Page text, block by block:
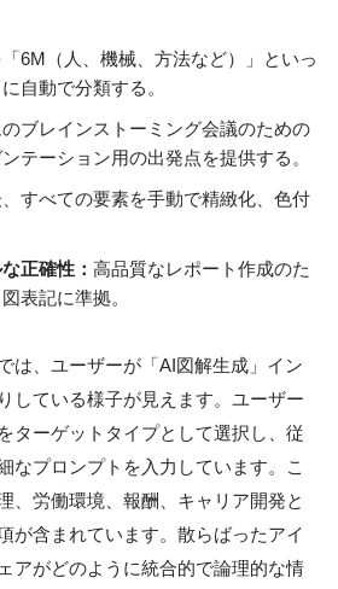
6M（人、機械、方法など）」といっ
自動で分類する。
ブレインストーミング会議のための
テーション用の出発点を提供する。
すべての要素を手動で精緻化、色付
正確性： 高品質なレポート作成のた
表記に準拠。
は、ユーザーが「AI図解生成」イン
している様子が見えます。ユーザー
ターゲットタイプとして選択し、従
なプロンプトを入力しています。こ
、労働環境、報酬、キャリア開発と
が含まれています。散らばったアイ
アがどのように統合的で論理的な情